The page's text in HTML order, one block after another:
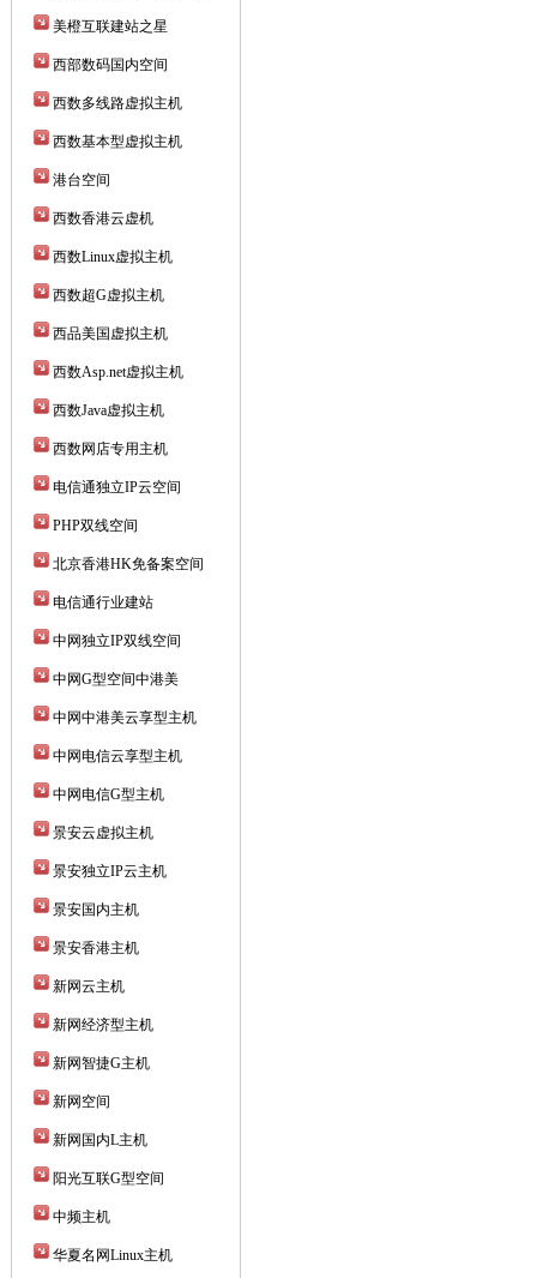
美橙互联建站之星
西部数码国内空间
西数多线路虚拟主机
西数基本型虚拟主机
港台空间
西数香港云虚机
西数Linux虚拟主机
西数超G虚拟主机
西品美国虚拟主机
西数Asp.net虚拟主机
西数Java虚拟主机
西数网店专用主机
电信通独立IP云空间
PHP双线空间
北京香港HK免备案空间
电信通行业建站
中网独立IP双线空间
中网G型空间中港美
中网中港美云享型主机
中网电信云享型主机
中网电信G型主机
景安云虚拟主机
景安独立IP云主机
景安国内主机
景安香港主机
新网云主机
新网经济型主机
新网智捷G主机
新网空间
新网国内L主机
阳光互联G型空间
中频主机
华夏名网Linux主机